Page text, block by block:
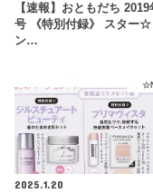
【速報】おともだち 2019
号 《特別付録》 スター☆
ン…
2025.1.20